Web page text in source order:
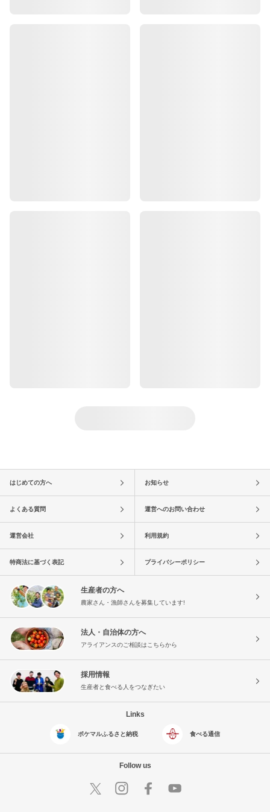
はじめての方へ お知らせ
よくある質問 運営へのお問い合わせ
運営会社 利用規約
特商法に基づく表記 プライバシーポリシー
生産者の方へ
農家さん・漁師さんを募集しています!
法人・自治体の方へ
アライアンスのご相談はこちらから
採用情報
生産者と食べる人をつなぎたい
Links
ポケマルふるさと納税 食べる通信
Follow us